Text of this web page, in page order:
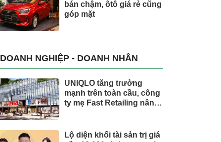
bán chậm, ôtô giá rẻ cũng
góp mặt
DOANH NGHIỆP - DOANH NHÂN
UNIQLO tăng trưởng
mạnh trên toàn cầu, công
ty mẹ Fast Retailing nâng
Lộ diện khối tài sản trị giá